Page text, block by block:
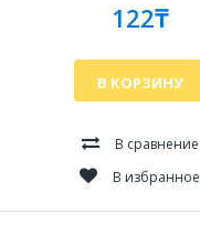
122₸
В КОРЗИНУ
В сравнение
В избранное